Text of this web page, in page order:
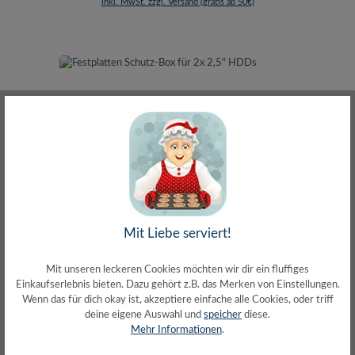
inkl. MwSt. zzgl. Versand (gratis ab 50€)
Festplatten Schutz-Box für 2x 2,5" HDDs
Mit Liebe serviert!
Mit unseren leckeren Cookies möchten wir dir ein fluffiges
Einkaufserlebnis bieten. Dazu gehört z.B. das Merken von Einstellungen.
Wenn das für dich okay ist, akzeptiere einfache alle Cookies, oder triff
deine eigene Auswahl und speicher diese.
Mehr Informationen.